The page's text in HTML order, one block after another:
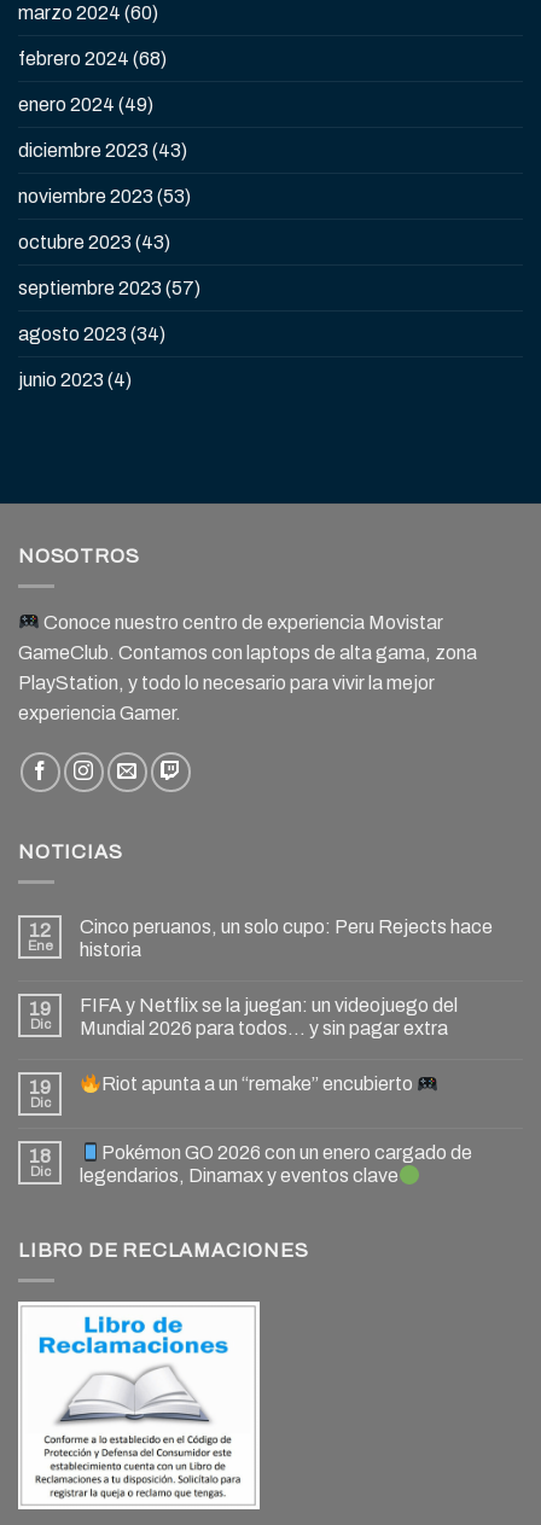
marzo 2024 (60)
febrero 2024 (68)
enero 2024 (49)
diciembre 2023 (43)
noviembre 2023 (53)
octubre 2023 (43)
septiembre 2023 (57)
agosto 2023 (34)
junio 2023 (4)
NOSOTROS
Conoce nuestro centro de experiencia Movistar
GameClub. Contamos con laptops de alta gama, zona
PlayStation, y todo lo necesario para vivir la mejor
experiencia Gamer.
NOTICIAS
12
Ene
Cinco peruanos, un solo cupo: Peru Rejects hace
historia
19
Dic
FIFA y Netflix se la juegan: un videojuego del
Mundial 2026 para todos… y sin pagar extra
19
Dic
Riot apunta a un “remake” encubierto
18
Dic
Pokémon GO 2026 con un enero cargado de
legendarios, Dinamax y eventos clave
LIBRO DE RECLAMACIONES